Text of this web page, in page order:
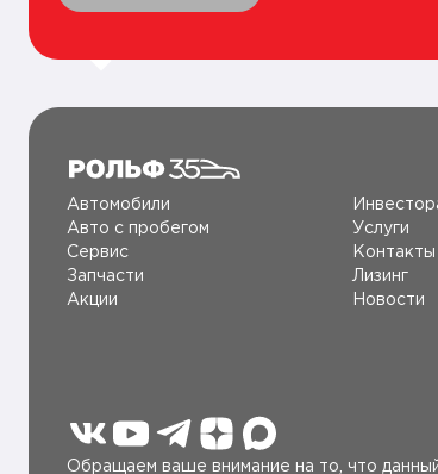
Автомобили
Авто c пробегом
Сервис
Запчасти
Акции
Услуги
Контакты
Лизинг
Новости
Обращаем ваше внимание на то, что